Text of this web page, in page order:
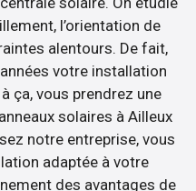
l’orientation de
alentours. De fait,
votre installation
ça, vous prendrez une
solaires à Ailleux
notre entreprise, vous
adaptée à votre
des avantages de